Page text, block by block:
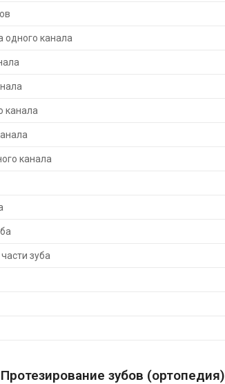
одного канала
канала
канала
зуба
Протезирование зубов (ортопедия)